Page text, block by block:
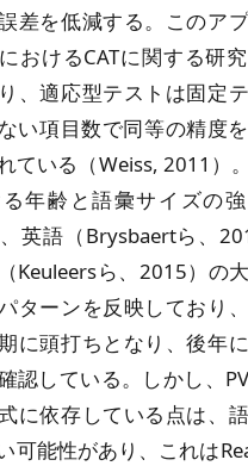
差を低減する。このア
おけるCATに関する研
、適応型テストは固定
い項目数で同等の精度
ている（Weiss, 2011）
年齢と語彙サイズの強
英語（Brysbaertら、
Keuleersら、2015）の
ターンを反映しており
に頭打ちとなり、後年
認している。しかし、
に依存している点は、
可能性があり、これは